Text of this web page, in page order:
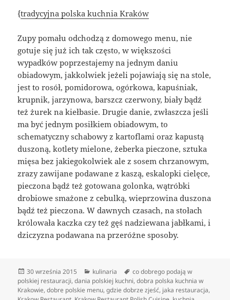
{tradycyjna polska kuchnia Kraków
Zupy pomału odchodzą z domowego menu, nie
gotuje się już ich tak często, w większości
wypadków poprzestajemy na jednym daniu
obiadowym, jakkolwiek jeżeli pojawiają się na stole,
jest to rosół, pomidorowa, ogórkowa, kapuśniak,
krupnik, jarzynowa, barszcz czerwony, biały bądź
też żurek na kiełbasie. Drugie danie, zwłaszcza jeśli
ma być jednym posiłkiem obiadowym, to
schematyczny schabowy z kartoflami oraz kapustą
duszoną, kotlety mielone, żeberka pieczone, sztuka
mięsa bez jakiegokolwiek ale z sosem chrzanowym,
zrazy zawijane podawane z kaszą, eskalopki cielęce,
pieczona bądź też gotowana golonka, wątróbki
drobiowe smażone z cebulką, wieprzowina duszona
bądź też pieczona. W dawnych czasach, na stołach
królowała kaczka czy też gęś nadziewana jabłkami, i
dziczyzna podawana na przeróżne sposoby.
Data
publikacji
30 września 2015 Kategorie
kulinaria Tagi
co dobrego podają w
polskiej restauracji,dania polskiej kuchni,dobra polska kuchnia w
Krakowie,dobre polskie menu,gdzie dobrze zjeść, jaka restauracja,